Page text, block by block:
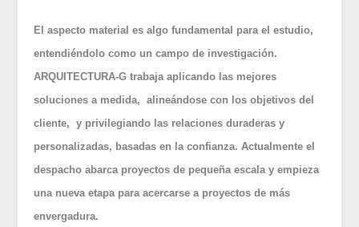
El aspecto material es algo fundamental para el estudio,
entendiéndolo como un campo de investigación.
ARQUITECTURA-G trabaja aplicando las mejores
soluciones a medida, alineándose con los objetivos del
cliente, y privilegiando las relaciones duraderas y
personalizadas, basadas en la confianza. Actualmente el
despacho abarca proyectos de pequeña escala y empieza
una nueva etapa para acercarse a proyectos de más
envergadura.